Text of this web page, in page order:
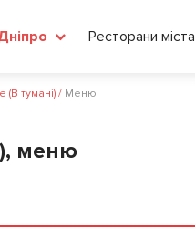
Ресторани міста
(В тумані)/ Меню
меню